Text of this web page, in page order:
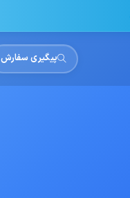
پیگیری سفارش